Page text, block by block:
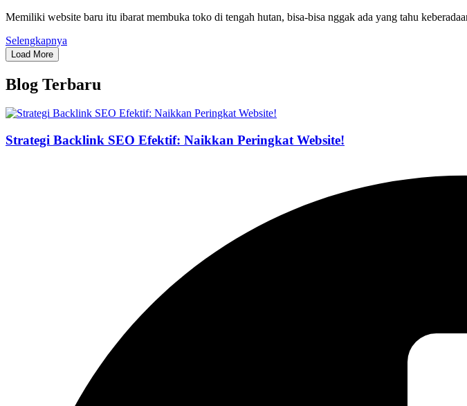
Memiliki website baru itu ibarat membuka toko di tengah hutan, bisa-bisa nggak ada yang tahu
Selengkapnya
Load More
Blog Terbaru
Strategi Backlink SEO Efektif: Naikkan Peringkat Website!